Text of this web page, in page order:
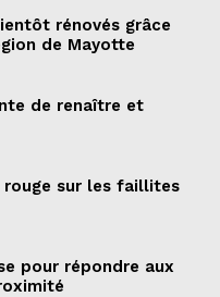
rénovés grâce
de Mayotte
de renaître et
rouge sur les faillites
pour répondre aux